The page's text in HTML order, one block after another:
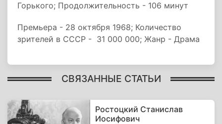
Горького; Продолжительность - 106 минут
Премьера - 28 октября 1968; Количество
зрителей в СССР - 31 000 000; Жанр - Драма
СВЯЗАННЫЕ СТАТЬИ
Ростоцкий Станислав
Иосифович